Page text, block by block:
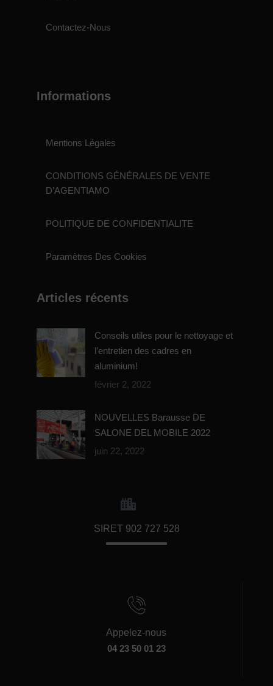
Contactez-Nous
Informations
Mentions Légales
CONDITIONS GÉNÉRALES DE VENTE
D’AGENTIAMO
POLITIQUE DE CONFIDENTIALITE
Paramètres Des Cookies
Articles récents
Conseils utiles pour le nettoyage et
l’entretien des cadres en
aluminium!
février 2, 2022
NOUVELLES Barausse DE
SALONE DEL MOBILE 2022
juin 22, 2022
SIRET 902 727 528
Appelez-nous
04 23 50 01 23